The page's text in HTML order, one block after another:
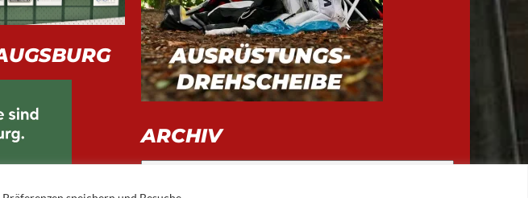
ARCHIV
Archiv